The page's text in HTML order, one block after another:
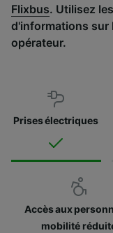
Flixbus. Utilisez
d'informations sur
opérateur.
Prises électriques
Accès aux
mobilité